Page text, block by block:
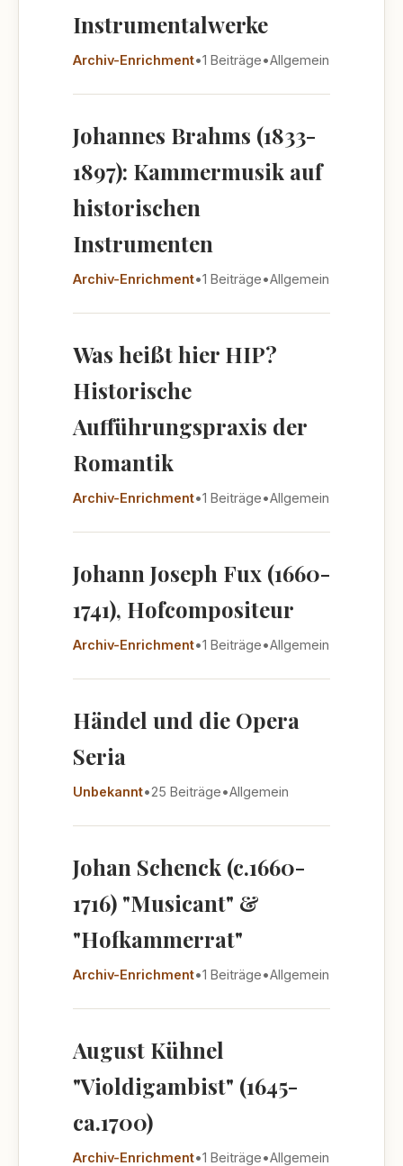
Instrumentalwerke
Archiv-Enrichment•1 Beiträge•Allgemein
Johannes Brahms (1833-
1897): Kammermusik auf
historischen
Instrumenten
Archiv-Enrichment•1 Beiträge•Allgemein
Was heißt hier HIP?
Historische
Aufführungspraxis der
Romantik
Archiv-Enrichment•1 Beiträge•Allgemein
Johann Joseph Fux (1660-
1741), Hofcompositeur
Archiv-Enrichment•1 Beiträge•Allgemein
Händel und die Opera
Seria
Unbekannt•25 Beiträge•Allgemein
Johan Schenck (c.1660-
1716) "Musicant" &
"Hofkammerrat"
Archiv-Enrichment•1 Beiträge•Allgemein
August Kühnel
"Violdigambist" (1645-
ca.1700)
Archiv-Enrichment•1 Beiträge•Allgemein